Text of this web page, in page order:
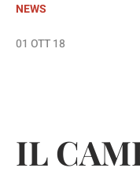
NEWS
01 OTT 18
IL